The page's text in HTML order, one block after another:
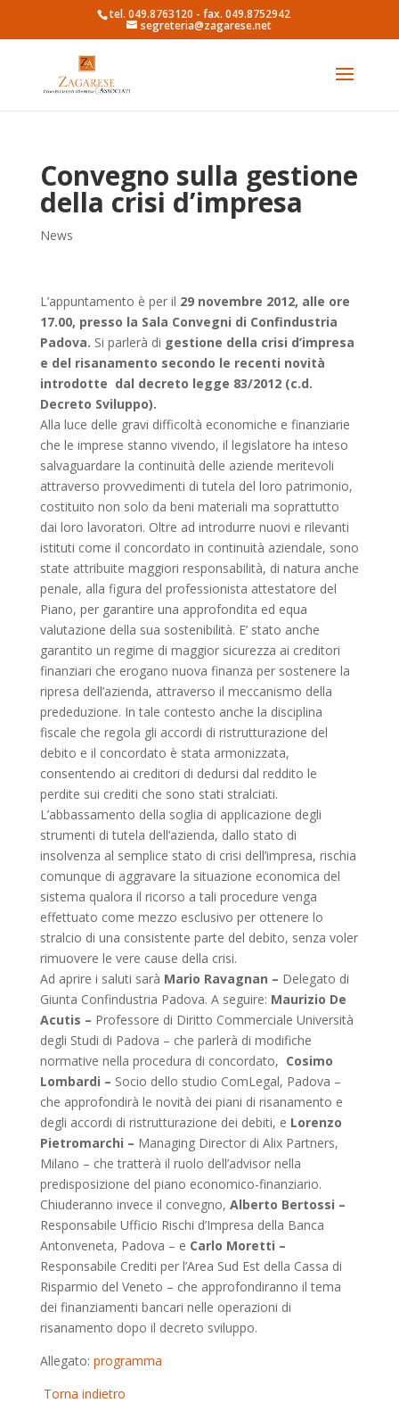
tel. 049.8763120 - fax. 049.8752942
segreteria@zagarese.net
Convegno sulla gestione
della crisi d’impresa
News
L’appuntamento è per il 29 novembre 2012, alle ore
17.00, presso la Sala Convegni di Confindustria
Padova. Si parlerà di gestione della crisi d’impresa
e del risanamento secondo le recenti novità
introdotte dal decreto legge 83/2012 (c.d.
Decreto Sviluppo).
Alla luce delle gravi difficoltà economiche e finanziarie
che le imprese stanno vivendo, il legislatore ha inteso
salvaguardare la continuità delle aziende meritevoli
attraverso provvedimenti di tutela del loro patrimonio,
costituito non solo da beni materiali ma soprattutto
dai loro lavoratori. Oltre ad introdurre nuovi e rilevanti
istituti come il concordato in continuità aziendale, sono
state attribuite maggiori responsabilità, di natura anche
penale, alla figura del professionista attestatore del
Piano, per garantire una approfondita ed equa
valutazione della sua sostenibilità. E’ stato anche
garantito un regime di maggior sicurezza ai creditori
finanziari che erogano nuova finanza per sostenere la
ripresa dell’azienda, attraverso il meccanismo della
prededuzione. In tale contesto anche la disciplina
fiscale che regola gli accordi di ristrutturazione del
debito e il concordato è stata armonizzata,
consentendo ai creditori di dedursi dal reddito le
perdite sui crediti che sono stati stralciati.
L’abbassamento della soglia di applicazione degli
strumenti di tutela dell’azienda, dallo stato di
insolvenza al semplice stato di crisi dell’impresa, rischia
comunque di aggravare la situazione economica del
sistema qualora il ricorso a tali procedure venga
effettuato come mezzo esclusivo per ottenere lo
stralcio di una consistente parte del debito, senza voler
rimuovere le vere cause della crisi.
Ad aprire i saluti sarà Mario Ravagnan – Delegato di
Giunta Confindustria Padova. A seguire: Maurizio De
Acutis – Professore di Diritto Commerciale Università
degli Studi di Padova – che parlerà di modifiche
normative nella procedura di concordato, Cosimo
Lombardi – Socio dello studio ComLegal, Padova –
che approfondirà le novità dei piani di risanamento e
degli accordi di ristrutturazione dei debiti, e Lorenzo
Pietromarchi – Managing Director di Alix Partners,
Milano – che tratterà il ruolo dell’advisor nella
predisposizione del piano economico-finanziario.
Chiuderanno invece il convegno, Alberto Bertossi –
Responsabile Ufficio Rischi d’Impresa della Banca
Antonveneta, Padova – e Carlo Moretti –
Responsabile Crediti per l’Area Sud Est della Cassa di
Risparmio del Veneto – che approfondiranno il tema
dei finanziamenti bancari nelle operazioni di
risanamento dopo il decreto sviluppo.
Allegato: programma
Torna indietro